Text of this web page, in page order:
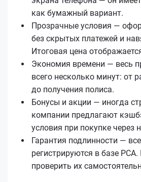
как бумажный вариант.
Прозрачные условия —
без скрытых платежей и
Итоговая цена
Экономия времени — весь
всего несколько минут: от
до получения полиса.
Бонусы и акции — иногда
компании предлагают
условия при покупке через
Гарантия подлинности —
регистрируются в базе
проверить их